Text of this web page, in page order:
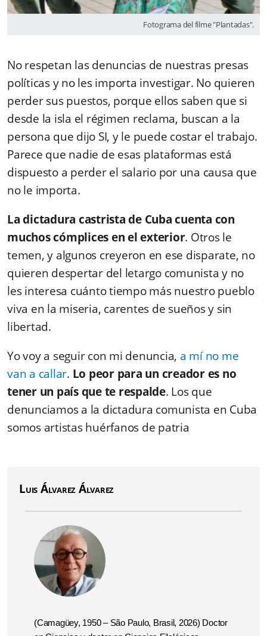
Fotograma del filme "Plantadas".
No respetan las denuncias de nuestras presas
políticas y no les importa investigar. No quieren
perder sus puestos, porque ellos saben que si
desde la isla el régimen reclama, buscan a la
persona que dijo SI, y le puede costar el trabajo.
Parece que nadie de esas plataformas está
dispuesto a perder el salario por una causa que
no le importa.
La dictadura castrista de Cuba cuenta con
muchos cómplices en el exterior. Otros le
temen, y algunos creyeron en ese disparate, no
quieren despertar del letargo comunista y no
les interesa cuánto tiempo más nuestro pueblo
viva en la miseria, carentes de sueños y sin
libertad.
Yo voy a seguir con mi denuncia, a mí no me
van a callar. Lo peor para un creador es no
tener un país que te respalde. Los que
denunciamos a la dictadura comunista en Cuba
somos artistas huérfanos de patria
Luis Álvarez Álvarez
(Camagüey, 1950 – São Paulo, Brasil, 2026) Doctor